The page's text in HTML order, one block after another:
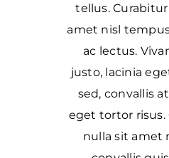
tellus.
amet nisl
ac lectus.
justo, lacinia
sed, convallis
eget tortor risus.
nulla sit amet